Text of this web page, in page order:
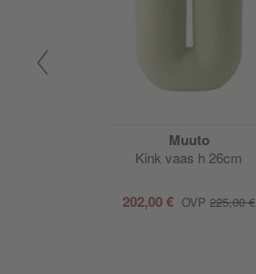
Muuto
Kink vaas h 26cm
202,00 € OVP 225,00 €